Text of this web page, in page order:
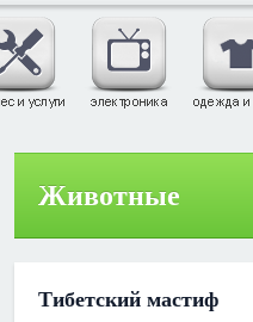
Животные
Тибетский мастиф